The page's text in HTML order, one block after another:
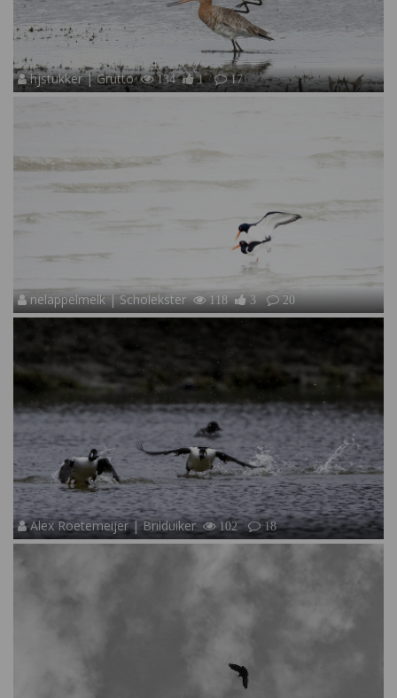
hjstukker | Grutto 134 1 17
nelappelmelk | Scholekster 118 3 20
Alex Roetemeijer | Brilduiker 102 18